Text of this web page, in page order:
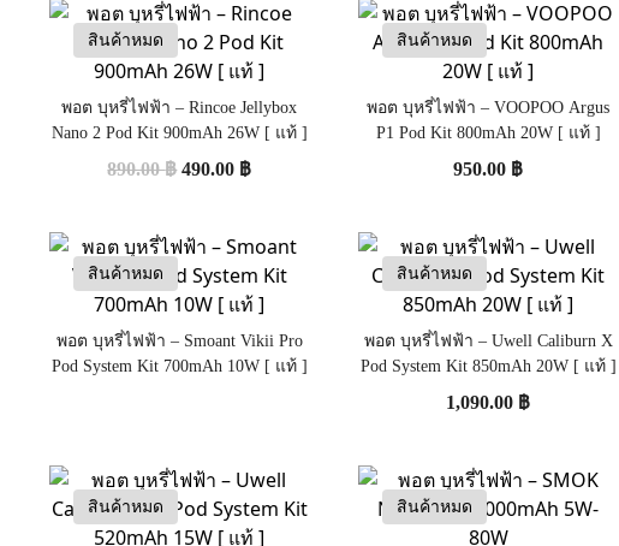
สินค้าหมด
พอต บุหรี่ไฟฟ้า – Rincoe Jellybox
Nano 2 Pod Kit 900mAh 26W [ แท้ ]
890.00฿ 490.00 ฿
สินค้าหมด
พอต บุหรี่ไฟฟ้า – VOOPOO Argus
P1 Pod Kit 800mAh 20W [ แท้ ]
950.00 ฿
สินค้าหมด
พอต บุหรี่ไฟฟ้า – Smoant Vikii Pro
Pod System Kit 700mAh 10W [ แท้ ]
สินค้าหมด
พอต บุหรี่ไฟฟ้า – Uwell Caliburn X
Pod System Kit 850mAh 20W [ แท้ ]
1,090.00 ฿
สินค้าหมด สินค้าหมด